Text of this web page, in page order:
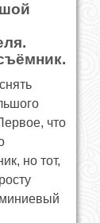
что
но тот,